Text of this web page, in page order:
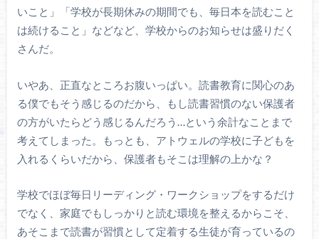
いこと」「学校が長期休みの期間でも、毎日本を読むこと
は続けること」などなど、学校からのお知らせは盛りだく
さんだ。
いやあ、正直なところお腹いっぱい。読書教育に関心のあ
る僕でもそう感じるのだから、もし読書習慣のない保護者
の方がいたらどう感じるんだろう…という余計なことまで
考えてしまった。もっとも、アトウェルの学校に子どもを
入れるくらいだから、保護者もそこは理解の上かな？
学校でほぼ毎日リーディング・ワークショップをするだけ
でなく、家庭でもしっかりと読む環境を整えるからこそ、
あそこまで読書が習慣として定着する生徒が育っているの